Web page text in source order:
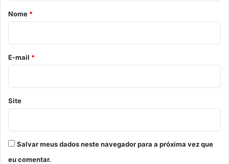
r
o
*
Nome *
E-mail *
Site
Salvar meus dados neste navegador para a próxima vez que
eu comentar.